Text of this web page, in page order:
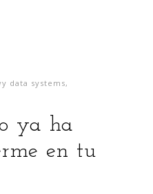
data systems,
ya ha
en tu